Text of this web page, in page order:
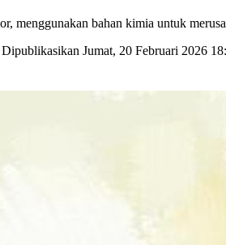
menggunakan bahan kimia untuk
Dipublikasikan Jumat, 20 Februari 2026